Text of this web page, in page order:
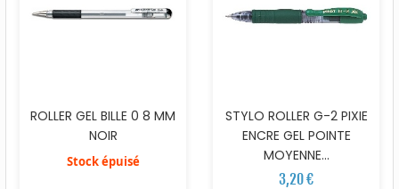
ROLLER GEL BILLE 0 8 MM
NOIR
Stock épuisé
STYLO ROLLER G-2 PIXIE
ENCRE GEL POINTE
MOYENNE...
3,20 €